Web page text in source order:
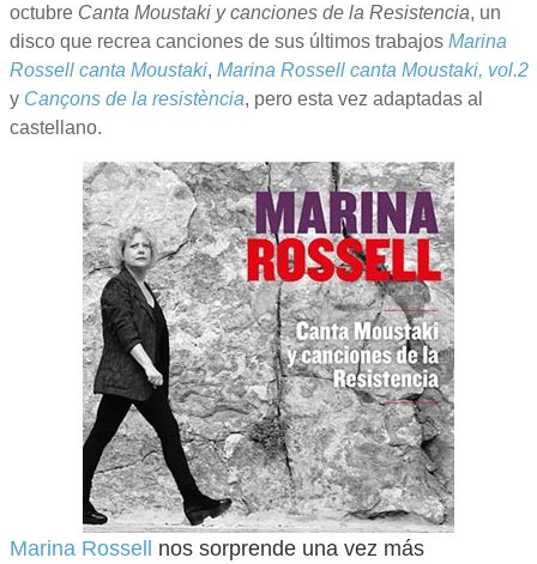
octubre Canta Moustaki y canciones de la Resistencia, un
disco que recrea canciones de sus últimos trabajos Marina
Rossell canta Moustaki, Marina Rossell canta Moustaki, vol.2
y Cançons de la resistència, pero esta vez adaptadas al
castellano.
Marina Rossell
nos sorprende una vez más